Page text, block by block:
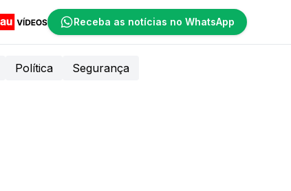
Receba as notícias no WhatsApp
Política Segurança